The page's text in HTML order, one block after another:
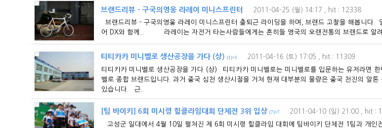
브랜드리뷰 - 구국의영웅 라레이 미니스프린터 2011-04-25 (월) 14:17 , hit : 12338
브랜드리뷰 - 구국의영웅 라레이 미니스프린터 출퇴근 라이딩을 하며, 브랜드 고찰을 해봅니다.
어 DX와 함께... 라레이는 자전거 타는사람들에게는 흔히들 영국의 오랜전통의 브랜드로 알려
티티카카 미니벨로 생산공장을 가다 (상) (1)+1 2011-04-16 (토) 17:05 , hit : 11309
티티카카 미니벨로 생산공장을 가다 (상) 티티카카 미니벨로는 미니벨로를 입문하는 유저라면
벨로 종합 브랜드입니다. 과거 중국 심천 생산시절을 거쳐 현재 대부분의 물량은 중국 천진의 알
있습니다. 근..
[팀 바이키] 6회 미시령 힐클라임대회 단체전 3위 입상 (7)+7 2011-04-10 (일) 21:00 , hit :
고성군 일대에서 4월 10일 펼쳐진 제 6회 미시령 힐클라임 대회에 팀바이키 단체전 1팀과 개인